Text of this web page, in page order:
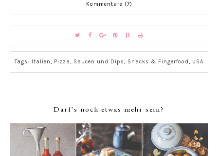
Kommentare (7)
Tags: Italien, Pizza, Saucen und Dips, Snacks & Fingerfood, USA
Darf's noch etwas mehr sein?